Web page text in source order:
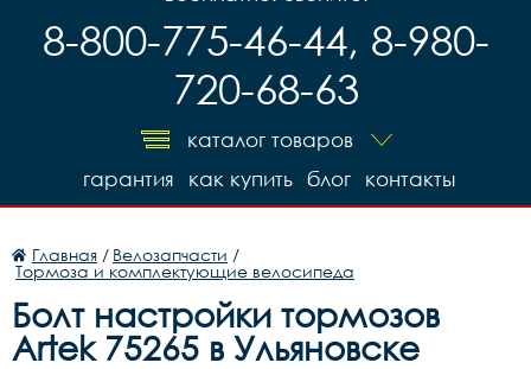
8-800-775-46-44, 8-980-
720-68-63
каталог товаров
контакты
блог
как купить
гарантия
Главная / Велозапчасти /
Тормоза и комплектующие велосипеда
Болт настройки тормозов
Artek 75265 в Ульяновске